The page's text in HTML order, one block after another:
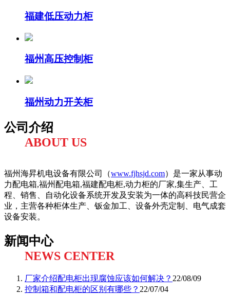
福建低压动力柜
福州高压控制柜
福州动力开关柜
公司介绍
ABOUT US
福州海昇机电设备有限公司（www.fjhsjd.com）是一家从事动
力配电箱,福州配电箱,福建配电柜,动力柜的厂家,集生产、工
程、销售、自动化设备系统开发及安装为一体的高科技民营企
业，主营各种柜体生产、钣金加工、设备外壳定制、电气成套
设备安装。
新闻中心
NEWS CENTER
厂家介绍配电柜出现腐蚀应该如何解决？ 22/08/09
控制箱和配电柜的区别有哪些？ 22/07/04